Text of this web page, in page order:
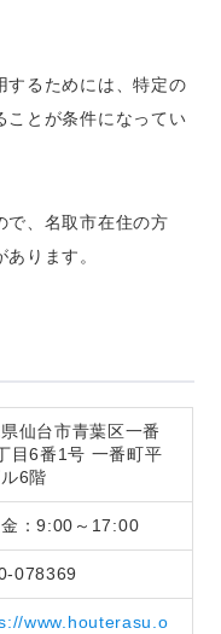
するためには、特定の
ことが条件になってい
で、名取市在住の方
ります。
仙台市青葉区一番
目6番1号 一番町平
6階
金：9:00～17:00
078369
www.houterasu.o